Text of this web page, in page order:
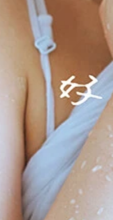
』のグラビアに登場した髙野